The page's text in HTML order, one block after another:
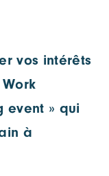
vos intérêts
event » qui
à